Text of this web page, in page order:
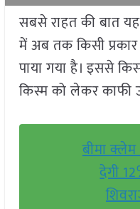
सबसे राहत की बात
में अब तक किसी प्रकार
पाया गया है। इससे
किस्म को लेकर काफी
बीमा
देगी